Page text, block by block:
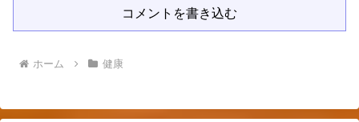
コメントを書き込む
ホーム 健康